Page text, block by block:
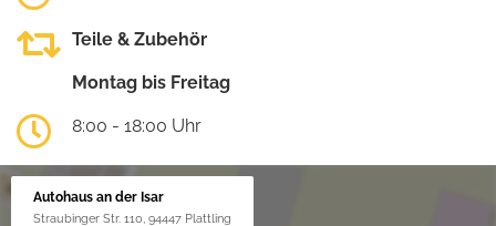
Teile & Zubehör
Montag bis Freitag
8:00 - 18:00 Uhr
Autohaus an der Isar
Straubinger Str. 110, 94447 Plattling